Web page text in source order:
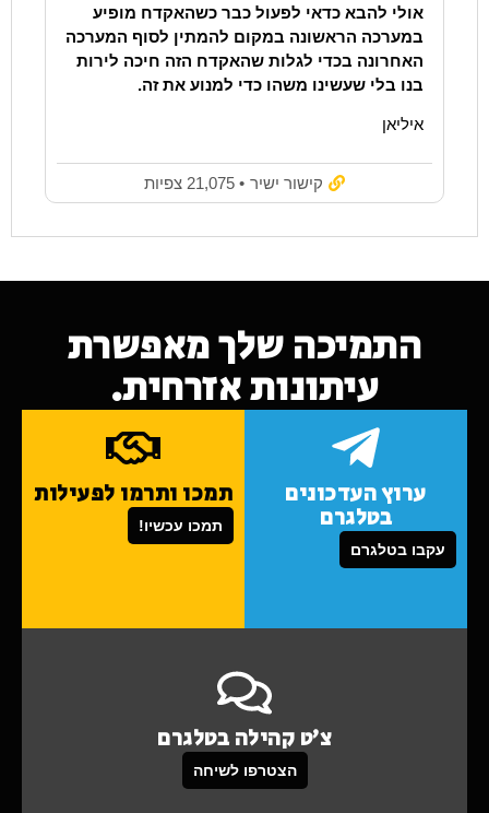
אולי להבא כדאי לפעול כבר כשהאקדח מופיע
במערכה הראשונה במקום להמתין לסוף המערכה
האחרונה בכדי לגלות שהאקדח הזה חיכה לירות
בנו בלי שעשינו משהו כדי למנוע את זה.
איליאן
קישור ישיר • 21,075 צפיות
התמיכה שלך מאפשרת
עיתונות אזרחית.
ערוץ העדכונים
בטלגרם
עקבו בטלגרם
תמכו ותרמו לפעילות
תמכו עכשיו!
צ'ט קהילה בטלגרם
הצטרפו לשיחה